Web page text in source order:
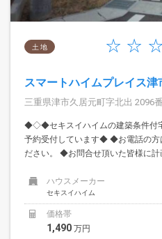
土 地
スマートハイムプレイス津
三重県津市久居元町字北出 2096
◆◇◆セキスイハイムの建築条件
予約受付しています◆ ◆お電話の方
ださい。 ◆お問合せ頂いた皆様に計
ハウスメーカー
セキスイハイム
価格帯
1,490 万円